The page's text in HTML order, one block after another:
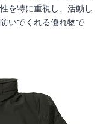
を特に重視し、活動し
いでくれる優れ物で